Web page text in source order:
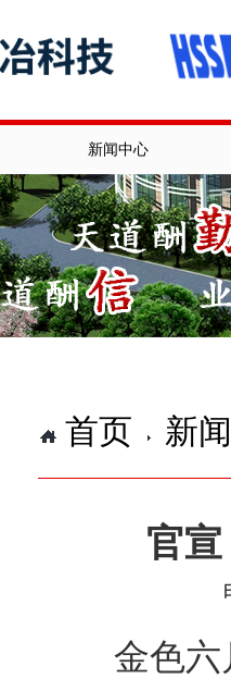
新闻中心
首页 新
官
金色六